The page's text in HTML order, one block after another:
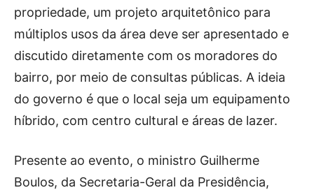
propriedade, um projeto arquitetônico para
múltiplos usos da área deve ser apresentado e
discutido diretamente com os moradores do
bairro, por meio de consultas públicas. A ideia
do governo é que o local seja um equipamento
híbrido, com centro cultural e áreas de lazer.
Presente ao evento, o ministro Guilherme
Boulos, da Secretaria-Geral da Presidência,